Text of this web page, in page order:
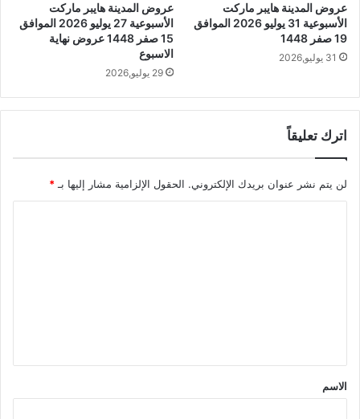
عروض المدينة هايبر ماركت
الأسبوعية 31 يوليو 2026 الموافق
19 صفر 1448
31 يوليو,2026
عروض المدينة هايبر ماركت
الأسبوعية 27 يوليو 2026 الموافق
15 صفر 1448 عروض نهاية
الاسبوع
29 يوليو,2026
اترك تعليقاً
لن يتم نشر عنوان بريدك الإلكتروني. الحقول الإلزامية مشار إليها بـ*
*
الاسم